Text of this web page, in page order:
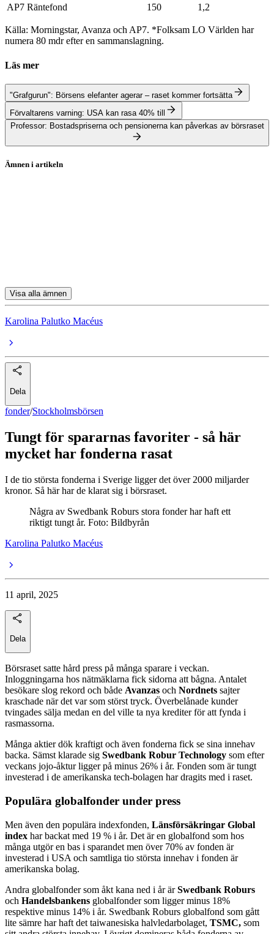
AP7 Räntefond
150 1,2
Källa: Morningstar, Avanza och AP7. *Folksam LO Världen har
numera 80 mdr efter en sammanslagning.
Läs mer
"Grafgurun": Börsens elefanter agerar – raset kommer fortsätta
Förvaltarens varning: USA kan rasa 40% till
Professor: Bostadspriserna och pensionerna kan påverkas av börsraset
Ämnen i artikeln
Visa alla ämnen
Karolina Palutko Macéus
Dela
fonder/Stockholmsbörsen
Tungt för spararnas favoriter - så här
mycket har fonderna rasat
I de tio största fonderna i Sverige ligger det över 2000 miljarder
kronor. Så här har de klarat sig i börsraset.
Några av Swedbank Roburs stora fonder har haft ett
riktigt tungt år. Foto: Bildbyrån
Karolina Palutko Macéus
11 april, 2025
Dela
Börsraset satte hård press på många sparare i veckan.
Inloggningarna hos nätmäklarna fick sidorna att bågna. Antalet
besökare slog rekord och både Avanzas och Nordnets sajter
kraschade när det var som störst tryck. Överbelånade kunder
tvingades sälja medan en del ville ta nya krediter för att fynda i
rasmassorna.
Många aktier dök kraftigt och även fonderna fick se sina innehav
backa. Sämst klarade sig Swedbank Robur Technology som efter
veckans jojo-åktur ligger på minus 26% i år. Fonden som är tungt
investerad i de amerikanska tech-bolagen har dragits med i raset.
Populära globalfonder under press
Men även den populära indexfonden, Länsförsäkringar Global
index har backat med 19 % i år. Det är en globalfond som hos
många utgör en bas i sparandet men över 70% av fonden är
investerad i USA och samtliga tio största innehav i fonden är
amerikanska bolag.
Andra globalfonder som åkt kana ned i år ärSwedbank Roburs
och Handelsbankens globalfonder som ligger minus 18%
respektive minus 14% i år. Swedbank Roburs globalfond som gått
lite sämre har haft det taiwanesiska halvledarbolaget, TSMC, som